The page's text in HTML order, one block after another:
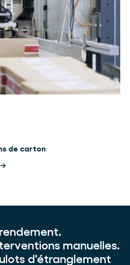
de carton
manuelles.
d'étranglement